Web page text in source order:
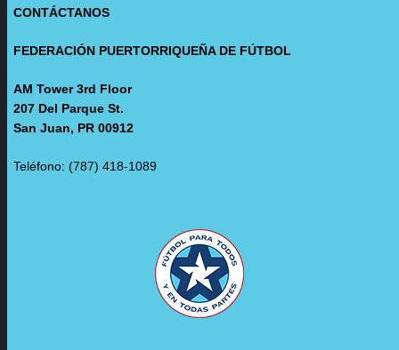
CONTÁCTANOS
FEDERACIÓN PUERTORRIQUEÑA DE FÚTBOL
AM Tower 3rd Floor
207 Del Parque St.
San Juan, PR 00912
Teléfono: (787) 418-1089